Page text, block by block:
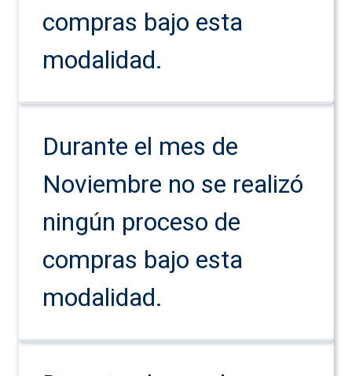
compras bajo esta
modalidad.
Durante el mes de
Noviembre no se realizó
ningún proceso de
compras bajo esta
modalidad.